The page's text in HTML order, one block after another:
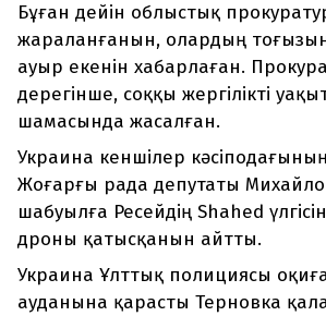
Бұған дейін облыстық
жараланғанын, олардың
ауыр екенін хабарлаған.
дерегінше, соққы жергілікті
шамасында жасалған.
Украина кеншілер
Жоғарғы рада депутаты
шабуылға Ресейдің Shahed
дроны қатысқанын айтты.
Украина Ұлттық полициясы
ауданына қарасты Терновка